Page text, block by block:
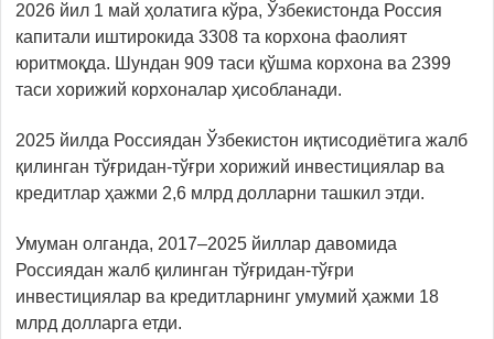
2026 йил 1 май ҳолатига кўра, Ўзбекистонда Россия
капитали иштирокида 3308 та корхона фаолият
юритмоқда. Шундан 909 таси қўшма корхона ва 2399
таси хорижий корхоналар ҳисобланади.
2025 йилда Россиядан Ўзбекистон иқтисодиётига жалб
қилинган тўғридан-тўғри хорижий инвестициялар ва
кредитлар ҳажми 2,6 млрд долларни ташкил этди.
Умуман олганда, 2017–2025 йиллар давомида
Россиядан жалб қилинган тўғридан-тўғри
инвестициялар ва кредитларнинг умумий ҳажми 18
млрд долларга етди.